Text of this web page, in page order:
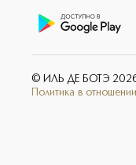
© ИЛЬ ДЕ БОТЭ
Политика в